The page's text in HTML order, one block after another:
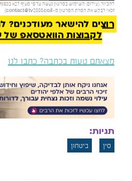
Video
להביור.
זכאי לבקש את הסרת הסרטון מ- contact@tv2000.co.il
)
רוצים להישאר מעודכנים?
לקבוצות הוואטסאפ של ערוץ
מצאתם טעות בכתבה? כתבו לנו
תגיות:
סין ביטחון